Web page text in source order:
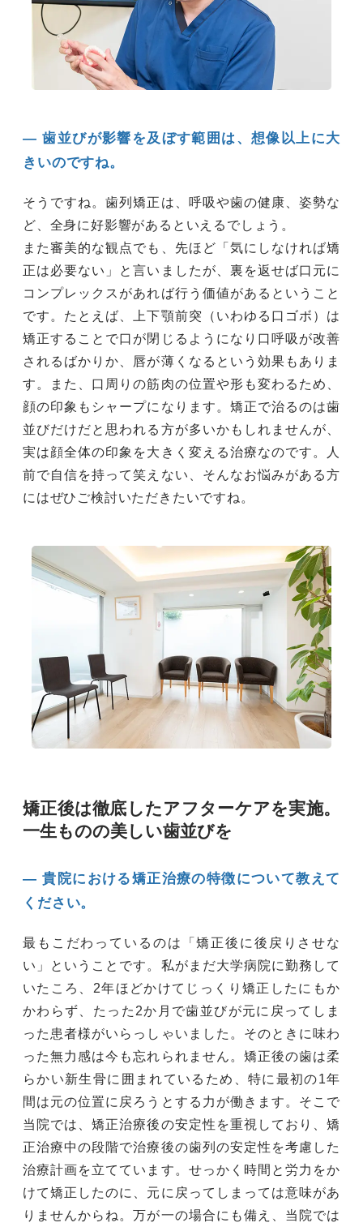
― 歯並びが影響を及ぼす範囲は、想像以上に大
きいのですね。
そうですね。歯列矯正は、呼吸や歯の健康、姿勢な
ど、全身に好影響があるといえるでしょう。
また審美的な観点でも、先ほど「気にしなければ矯
正は必要ない」と言いましたが、裏を返せば口元に
コンプレックスがあれば行う価値があるということ
です。たとえば、上下顎前突（いわゆる口ゴボ）は
矯正することで口が閉じるようになり口呼吸が改善
されるばかりか、唇が薄くなるという効果もありま
す。また、口周りの筋肉の位置や形も変わるため、
顔の印象もシャープになります。矯正で治るのは歯
並びだけだと思われる方が多いかもしれませんが、
実は顔全体の印象を大きく変える治療なのです。人
前で自信を持って笑えない、そんなお悩みがある方
にはぜひご検討いただきたいですね。
矯正後は徹底したアフターケアを実施。
一生ものの美しい歯並びを
― 貴院における矯正治療の特徴について教えて
ください。
最もこだわっているのは「矯正後に後戻りさせな
い」ということです。私がまだ大学病院に勤務して
いたころ、2年ほどかけてじっくり矯正したにもか
かわらず、たった2か月で歯並びが元に戻ってしま
った患者様がいらっしゃいました。そのときに味わ
った無力感は今も忘れられません。矯正後の歯は柔
らかい新生骨に囲まれているため、特に最初の1年
間は元の位置に戻ろうとする力が働きます。そこで
当院では、矯正治療後の安定性を重視しており、矯
正治療中の段階で治療後の歯列の安定性を考慮した
治療計画を立てています。せっかく時間と労力をか
けて矯正したのに、元に戻ってしまっては意味があ
りませんからね。万が一の場合にも備え、当院では